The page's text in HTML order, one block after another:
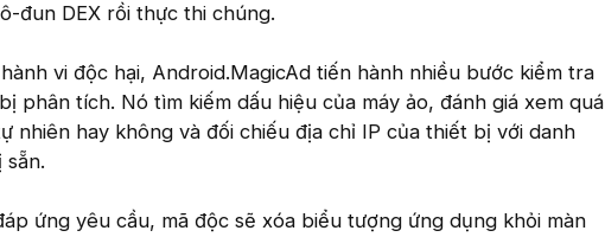
đun DEX rồi thực thi chúng.
vi độc hại, Android.MagicAd tiến hành nhiều bước kiểm tra
phân tích. Nó tìm kiếm dấu hiệu của máy ảo, đánh giá xem quá
nhiên hay không và đối chiếu địa chỉ IP của thiết bị với danh
sẵn.
ứng yêu cầu, mã độc sẽ xóa biểu tượng ứng dụng khỏi màn